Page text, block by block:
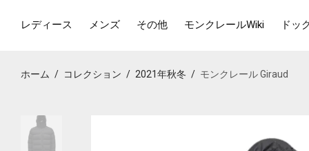
レディース メンズ その他 モンクレールWiki ドッ
ホーム / コレクション / 2021年秋冬 / モンクレール Giraud